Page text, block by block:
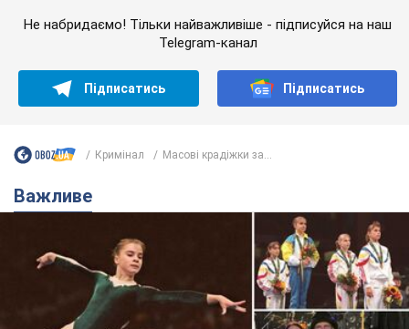
Не набридаємо! Тільки найважливіше - підписуйся на наш
Telegram-канал
Підписатись Підписатись
Кримінал Масові крадіжки за...
Важливе